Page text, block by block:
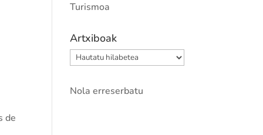
de
Turismoa
Artxiboak
Artxiboak
Nola erreserbatu